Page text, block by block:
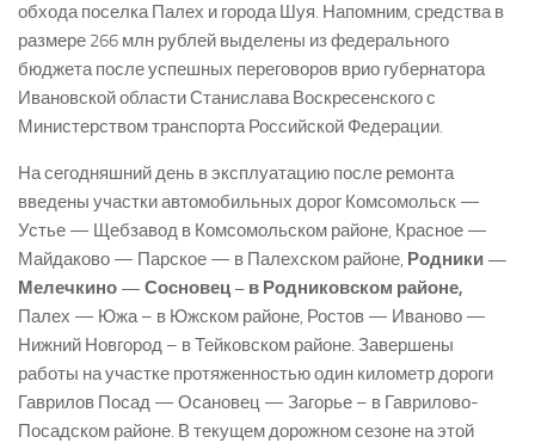
обхода поселка Палех и города Шуя. Напомним, средства в
размере 266 млн рублей выделены из федерального
бюджета после успешных переговоров врио губернатора
Ивановской области Станислава Воскресенского с
Министерством транспорта Российской Федерации.
На сегодняшний день в эксплуатацию после ремонта
введены участки автомобильных дорог Комсомольск —
Устье — Щебзавод в Комсомольском районе, Красное —
Майдаково — Парское — в Палехском районе, Родники —
Мелечкино — Сосновец – в Родниковском районе,
Палех — Южа – в Южском районе, Ростов — Иваново —
Нижний Новгород – в Тейковском районе. Завершены
работы на участке протяженностью один километр дороги
Гаврилов Посад — Осановец — Загорье – в Гаврилово-
Посадском районе. В текущем дорожном сезоне на этой